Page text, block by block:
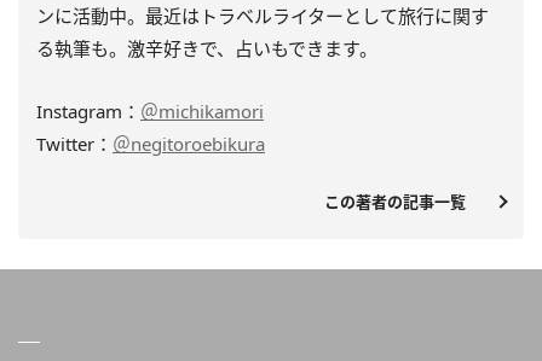
ンに活動中。 最近はトラベルライターとして旅行に関す
る執筆も。激辛好きで、 占いもできます。
Instagram： ＠michikamori
Twitter： ＠negitoroebikura
この著者の記事一覧